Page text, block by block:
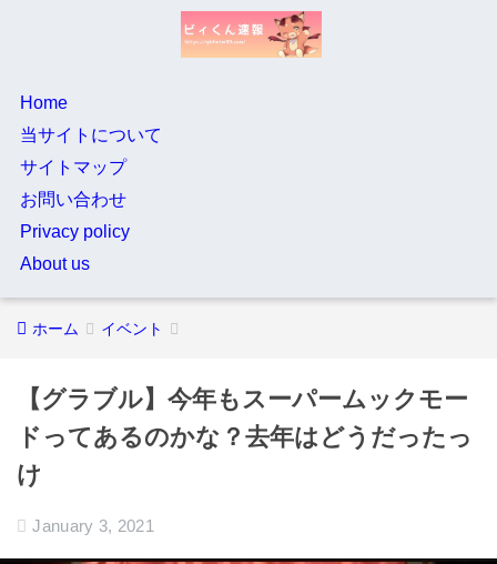
Home
当サイトについて
サイトマップ
お問い合わせ
Privacy policy
About us
ホーム イベント
【グラブル】今年もスーパームックモー
ドってあるのかな？去年はどうだったっ
け
January 3, 2021